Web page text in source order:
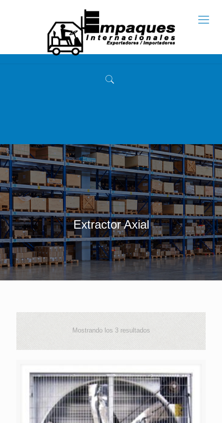
Extractor Axial
Mostrando los 3 resultados